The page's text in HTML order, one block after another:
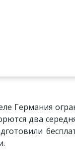
Германия
два